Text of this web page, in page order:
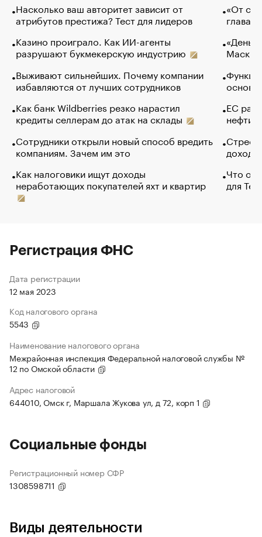
Насколько ваш авторитет зависит от
атрибутов престижа? Тест для лидеров
Казино проиграло. Как ИИ-агенты
разрушают букмекерскую индустрию
Выживают сильнейших. Почему компании
избавляются от лучших сотрудников
Как банк Wildberries резко нарастил
кредиты селлерам до атак на склады
Сотрудники открыли новый способ вредить
компаниям. Зачем им это
Как налоговики ищут доходы
неработающих покупателей яхт и квартир
«От
глава
Маск в
основ
ЕС
нефти
Что
для
Регистрация ФНС
Дата регистрации
12 мая 2023
Код налогового органа
5543
Наименование налогового органа
Межрайонная инспекция Федеральной налоговой службы №
12 по Омской области
Адрес налоговой
644010, Омск г, Маршала Жукова ул, д 72, корп 1
Социальные фонды
Регистрационный номер СФР
1308598711
Виды деятельности